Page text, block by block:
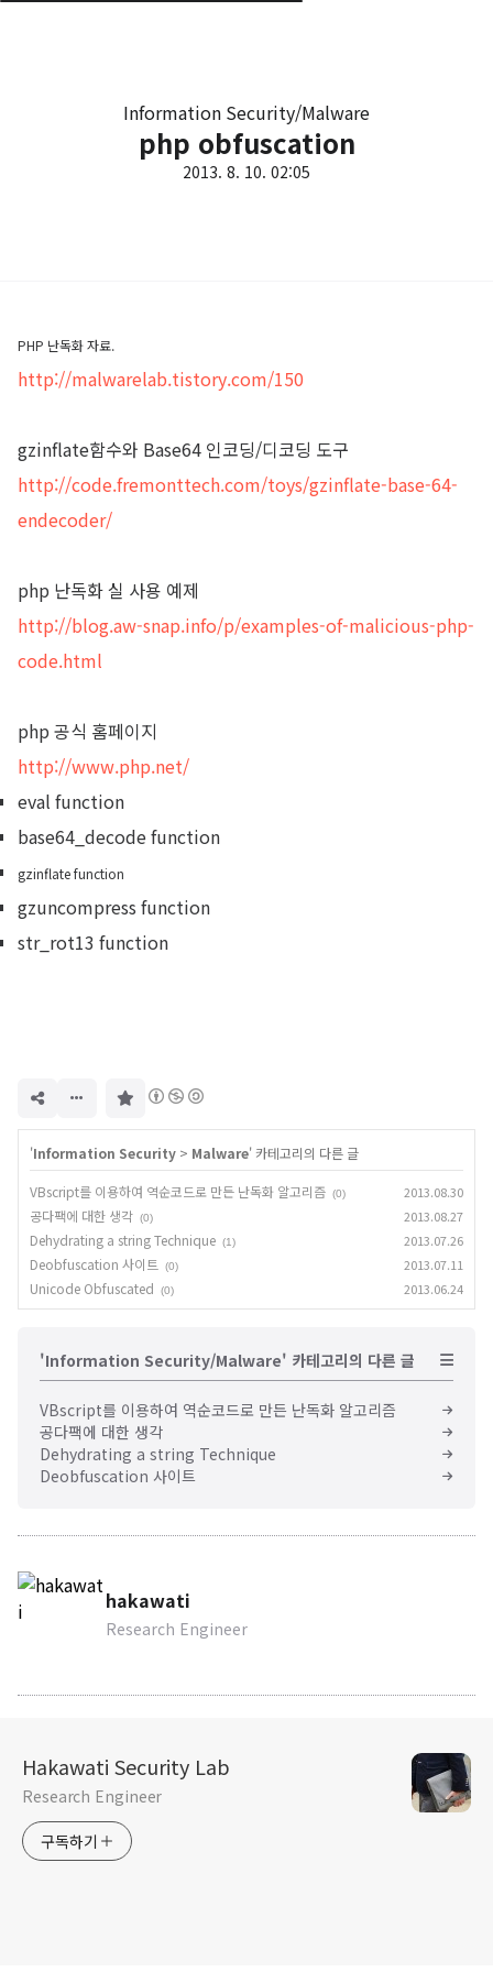
Information Security/Malware
php obfuscation
2013. 8. 10. 02:05
PHP 난독화 자료.
http://malwarelab.tistory.com/150
gzinflate함수와 Base64 인코딩/디코딩 도구
http://code.fremonttech.com/toys/gzinflate-base-64-
endecoder/
php 난독화 실 사용 예제
http://blog.aw-snap.info/p/examples-of-malicious-php-
code.html
php 공식 홈페이지
http://www.php.net/
eval function
base64_decode function
gzinflate function
gzuncompress function
str_rot13 function
'Information Security > Malware' 카테고리의 다른 글
VBscript를 이용하여 역순코드로 만든 난독화 알고리즘 (0) 2013.08.30
공다팩에 대한 생각 (0) 2013.08.27
Dehydrating a string Technique (1) 2013.07.26
Deobfuscation 사이트 (0) 2013.07.11
Unicode Obfuscated (0) 2013.06.24
'Information Security/Malware' 카테고리의 다른 글
VBscript를 이용하여 역순코드로 만든 난독화 알고리즘
공다팩에 대한 생각
Dehydrating a string Technique
Deobfuscation 사이트
hakawati
Research Engineer
Hakawati Security Lab
Research Engineer
구독하기